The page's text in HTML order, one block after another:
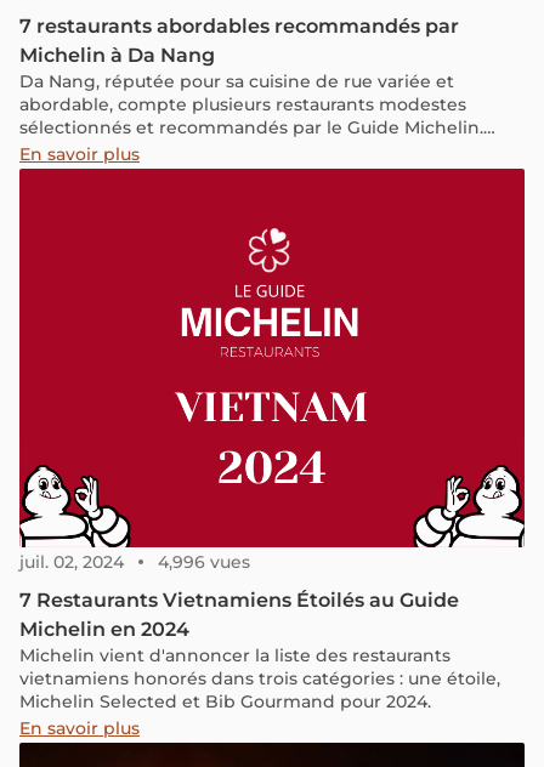
7 restaurants abordables recommandés par
Michelin à Da Nang
Da Nang, réputée pour sa cuisine de rue variée et
abordable, compte plusieurs restaurants modestes
sélectionnés et recommandés par le Guide Michelin.
Cette année, 35 établissements de la ville ont été
distingués, dont 7 adresses locales qui se démarquent
En savoir plus
juil. 02, 2024 4,996 vues
7 Restaurants Vietnamiens Étoilés au Guide
Michelin en 2024
Michelin vient d'annoncer la liste des restaurants
vietnamiens honorés dans trois catégories : une étoile,
Michelin Selected et Bib Gourmand pour 2024.
En savoir plus